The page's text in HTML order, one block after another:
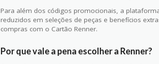
Para além dos códigos promocionais, a
reduzidos em seleções de peças e benefícios
compras com o Cartão Renner.
Por que vale a pena escolher a Renner?